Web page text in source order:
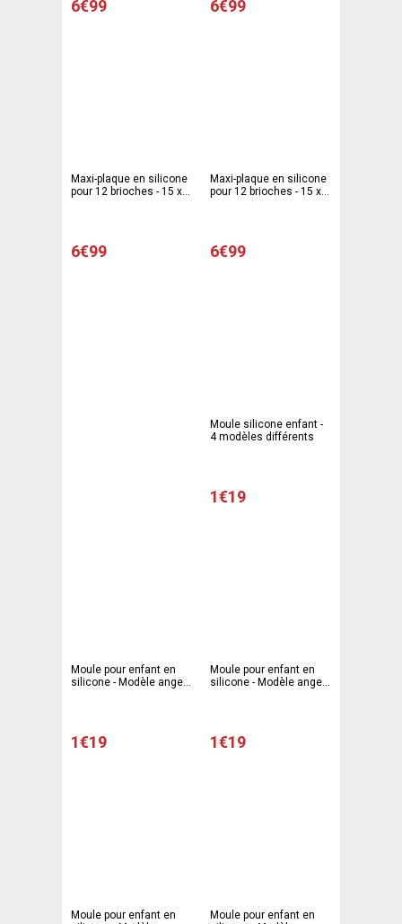
6€99 6€99
Maxi-plaque en silicone
pour 12 brioches - 15 x
6€99
Maxi-plaque en silicone
pour 12 brioches - 15 x
6€99
Moule silicone enfant -
4 modèles différents
1€19
Moule pour enfant en
silicone - Modèle ange -
1€19
Moule pour enfant en
silicone - Modèle ange -
1€19
Moule pour enfant en
Moule pour enfant en